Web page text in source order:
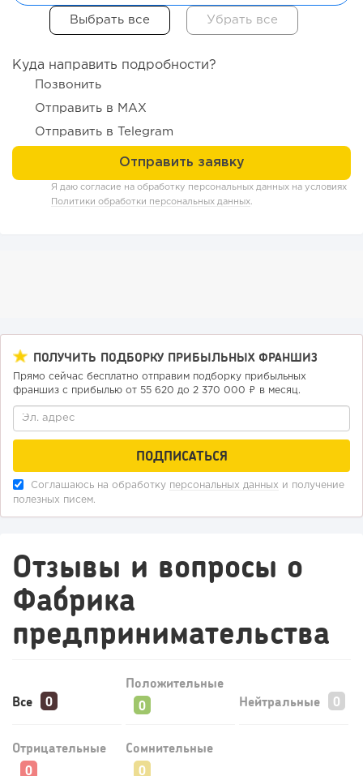
Конференции августа 2026: лучшие мероприятия месяца
для бизнеса,...
прибыль 300 тысяч...
Куда направить подробности?
Позвонить
Отправить в MAX
Отправить в Telegram
Я даю согласие на обработку персональных данных на условиях
Политики обработки персональных данных.
ПОЛУЧИТЬ ПОДБОРКУ ПРИБЫЛЬНЫХ ФРАНШИЗ
Прямо сейчас бесплатно отправим подборку прибыльных
франшиз с прибылью от 55 620 до 2 370 000 ₽ в месяц.
Соглашаюсь на обработку персональных данных и получение
полезных писем.
Отзывы и вопросы о
Фабрика
предпринимательства
Все
Положительные
Нейтральные
Отрицательные Сомнительные